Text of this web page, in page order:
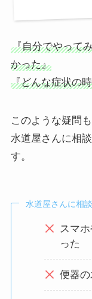
『自分でやって
かった』
『どんな症状の
このような疑問
水道屋さんに相
す。
水道屋さんに相
スマ
った
便器の